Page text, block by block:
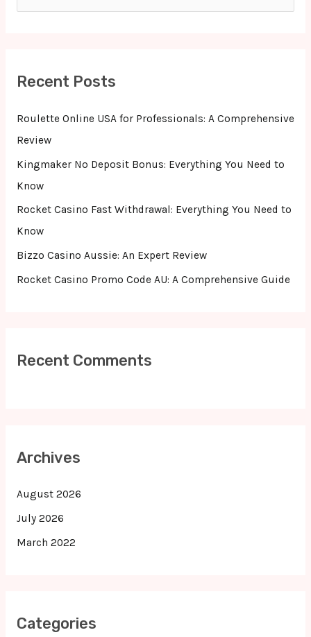
f
o
Recent Posts
Roulette Online USA for Professionals: A Comprehensive
Review
Kingmaker No Deposit Bonus: Everything You Need to
Know
Rocket Casino Fast Withdrawal: Everything You Need to
Know
Bizzo Casino Aussie: An Expert Review
Rocket Casino Promo Code AU: A Comprehensive Guide
Recent Comments
Archives
August 2026
July 2026
March 2022
Categories